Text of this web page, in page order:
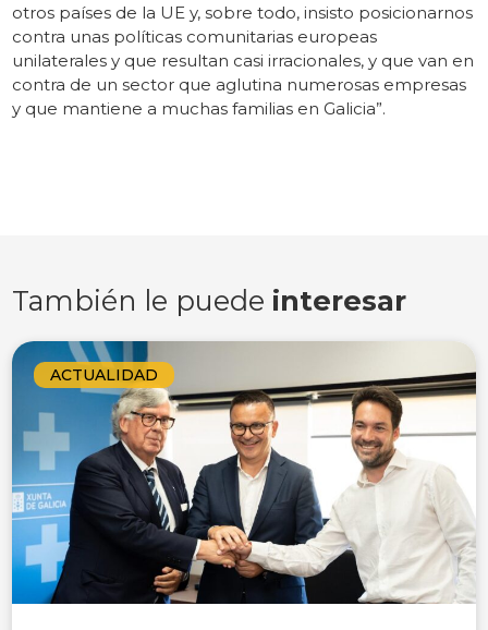
otros países de la UE y, sobre todo, insisto posicionarnos
contra unas políticas comunitarias europeas
unilaterales y que resultan casi irracionales, y que van en
contra de un sector que aglutina numerosas empresas
y que mantiene a muchas familias en Galicia”.
También le puede interesar
ACTUALIDAD